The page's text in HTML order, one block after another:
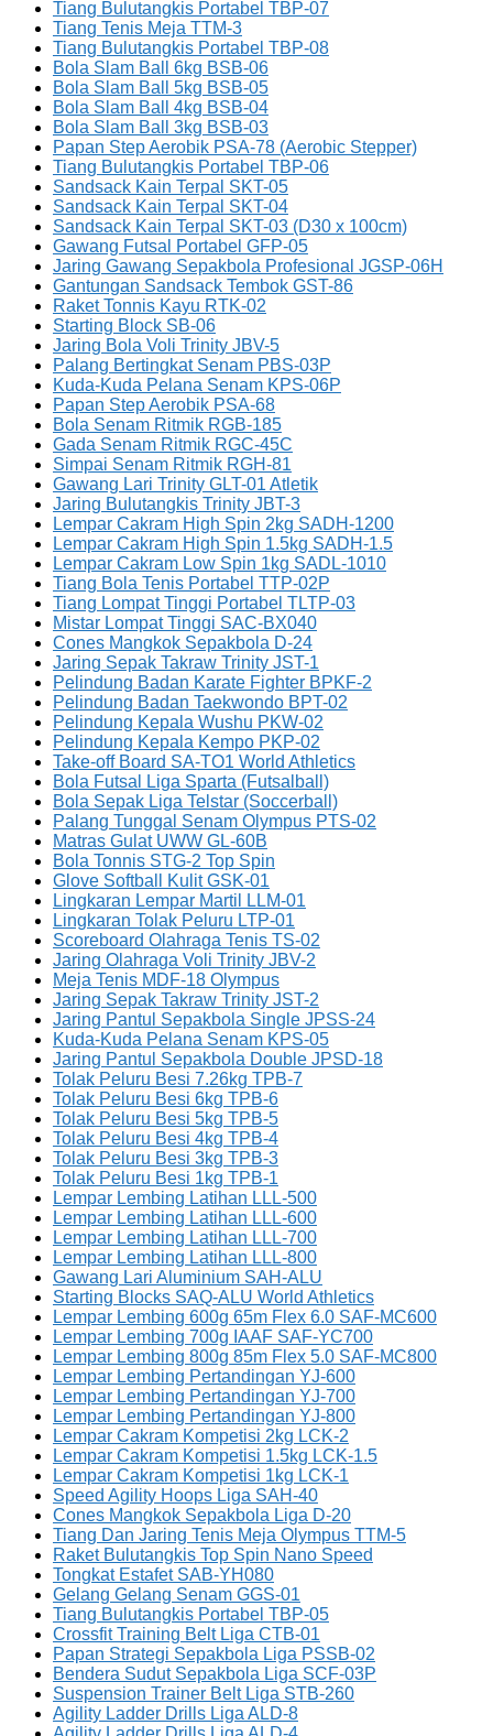
Tiang Bulutangkis Portabel TBP-07
Tiang Tenis Meja TTM-3
Tiang Bulutangkis Portabel TBP-08
Bola Slam Ball 6kg BSB-06
Bola Slam Ball 5kg BSB-05
Bola Slam Ball 4kg BSB-04
Bola Slam Ball 3kg BSB-03
Papan Step Aerobik PSA-78 (Aerobic Stepper)
Tiang Bulutangkis Portabel TBP-06
Sandsack Kain Terpal SKT-05
Sandsack Kain Terpal SKT-04
Sandsack Kain Terpal SKT-03 (D30 x 100cm)
Gawang Futsal Portabel GFP-05
Jaring Gawang Sepakbola Profesional JGSP-06H
Gantungan Sandsack Tembok GST-86
Raket Tonnis Kayu RTK-02
Starting Block SB-06
Jaring Bola Voli Trinity JBV-5
Palang Bertingkat Senam PBS-03P
Kuda-Kuda Pelana Senam KPS-06P
Papan Step Aerobik PSA-68
Bola Senam Ritmik RGB-185
Gada Senam Ritmik RGC-45C
Simpai Senam Ritmik RGH-81
Gawang Lari Trinity GLT-01 Atletik
Jaring Bulutangkis Trinity JBT-3
Lempar Cakram High Spin 2kg SADH-1200
Lempar Cakram High Spin 1.5kg SADH-1.5
Lempar Cakram Low Spin 1kg SADL-1010
Tiang Bola Tenis Portabel TTP-02P
Tiang Lompat Tinggi Portabel TLTP-03
Mistar Lompat Tinggi SAC-BX040
Cones Mangkok Sepakbola D-24
Jaring Sepak Takraw Trinity JST-1
Pelindung Badan Karate Fighter BPKF-2
Pelindung Badan Taekwondo BPT-02
Pelindung Kepala Wushu PKW-02
Pelindung Kepala Kempo PKP-02
Take-off Board SA-TO1 World Athletics
Bola Futsal Liga Sparta (Futsalball)
Bola Sepak Liga Telstar (Soccerball)
Palang Tunggal Senam Olympus PTS-02
Matras Gulat UWW GL-60B
Bola Tonnis STG-2 Top Spin
Glove Softball Kulit GSK-01
Lingkaran Lempar Martil LLM-01
Lingkaran Tolak Peluru LTP-01
Scoreboard Olahraga Tenis TS-02
Jaring Olahraga Voli Trinity JBV-2
Meja Tenis MDF-18 Olympus
Jaring Sepak Takraw Trinity JST-2
Jaring Pantul Sepakbola Single JPSS-24
Kuda-Kuda Pelana Senam KPS-05
Jaring Pantul Sepakbola Double JPSD-18
Tolak Peluru Besi 7.26kg TPB-7
Tolak Peluru Besi 6kg TPB-6
Tolak Peluru Besi 5kg TPB-5
Tolak Peluru Besi 4kg TPB-4
Tolak Peluru Besi 3kg TPB-3
Tolak Peluru Besi 1kg TPB-1
Lempar Lembing Latihan LLL-500
Lempar Lembing Latihan LLL-600
Lempar Lembing Latihan LLL-700
Lempar Lembing Latihan LLL-800
Gawang Lari Aluminium SAH-ALU
Starting Blocks SAQ-ALU World Athletics
Lempar Lembing 600g 65m Flex 6.0 SAF-MC600
Lempar Lembing 700g IAAF SAF-YC700
Lempar Lembing 800g 85m Flex 5.0 SAF-MC800
Lempar Lembing Pertandingan YJ-600
Lempar Lembing Pertandingan YJ-700
Lempar Lembing Pertandingan YJ-800
Lempar Cakram Kompetisi 2kg LCK-2
Lempar Cakram Kompetisi 1.5kg LCK-1.5
Lempar Cakram Kompetisi 1kg LCK-1
Speed Agility Hoops Liga SAH-40
Cones Mangkok Sepakbola Liga D-20
Tiang Dan Jaring Tenis Meja Olympus TTM-5
Raket Bulutangkis Top Spin Nano Speed
Tongkat Estafet SAB-YH080
Gelang Gelang Senam GGS-01
Tiang Bulutangkis Portabel TBP-05
Crossfit Training Belt Liga CTB-01
Papan Strategi Sepakbola Liga PSSB-02
Bendera Sudut Sepakbola Liga SCF-03P
Suspension Trainer Belt Liga STB-260
Agility Ladder Drills Liga ALD-8